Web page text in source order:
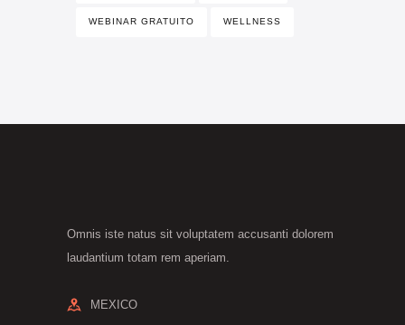
WEBINAR GRATUITO WELLNESS
Omnis iste natus sit voluptatem accusanti dolorem
laudantium totam rem aperiam.
MEXICO